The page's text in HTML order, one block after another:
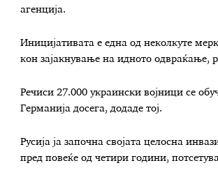
агенција.
Иницијативата е една од неколкуте
кон зајакнување на идното одвраќање,
Речиси 27.000 украински војници се
Германија досега, додаде тој.
Русија ја започна својата целосна
пред повеќе од четири години,